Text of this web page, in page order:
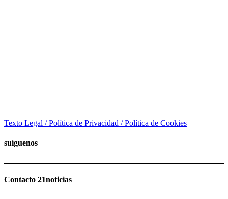
Texto Legal / Política de Privacidad / Política de Cookies
suíguenos
Contacto 21noticias